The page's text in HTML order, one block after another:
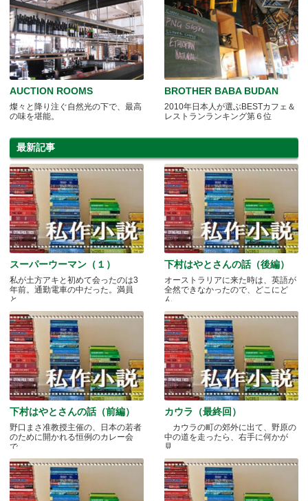
AUCTION ROOMS
燦々と降り注ぐ自然光の下で、最高
の味を堪能。
BROTHER BABA BUDAN
2010年日本人が選ぶBESTカフェ＆
レストランランキング第６位
最新記事
スーパーウーマン（１）
私が土方アキと初めて会ったのは3
年前。通勤電車の中だった。満員
と.....
下村はやとさんの話（後編）
オーストラリアに来た時は、英語が
全然できなかったので、どこにど
ん.....
下村はやとさんの話（前編）
野口まさ准教授主催の、日本の若者
のために開かれる恒例のカレー会
で.....
カウラ（最終回）
カウラの町の郊外に出て、野原の
中の道を走ったら、右手に何かが
見.....